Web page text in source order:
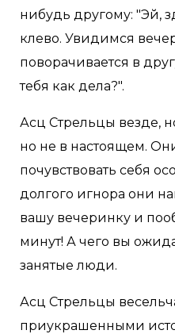
нибудь другому: "Эй,
клево. Увидимся
поворачивается в
тебя как дела?".
Асц Стрельцы везде,
но не в настоящем.
почувствовать себя
долгого игнора они
вашу вечеринку и
минут! А чего вы
занятые люди.
Асц Стрельцы
приукрашенными